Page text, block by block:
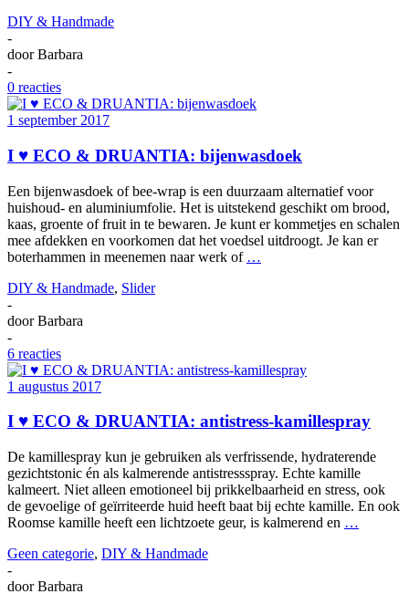
DIY & Handmade
-
doorBarbara
-
0 reacties
1 september 2017
I ♥ ECO & DRUANTIA: bijenwasdoek
Een bijenwasdoek of bee-wrap is een duurzaam alternatief voor
huishoud- en aluminiumfolie. Het is uitstekend geschikt om brood,
kaas, groente of fruit in te bewaren. Je kunt er kommetjes en schalen
mee afdekken en voorkomen dat het voedsel uitdroogt. Je kan er
boterhammen in meenemen naar werk of …
DIY & Handmade, Slider
-
doorBarbara
-
6 reacties
1 augustus 2017
I ♥ ECO & DRUANTIA: antistress-kamillespray
De kamillespray kun je gebruiken als verfrissende, hydraterende
gezichtstonic én als kalmerende antistressspray. Echte kamille
kalmeert. Niet alleen emotioneel bij prikkelbaarheid en stress, ook
de gevoelige of geïrriteerde huid heeft baat bij echte kamille. En ook
Roomse kamille heeft een lichtzoete geur, is kalmerend en …
Geen categorie, DIY & Handmade
-
doorBarbara